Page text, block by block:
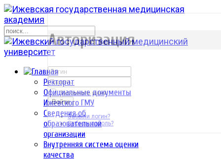
Ректорат
Официальные документы
Ижевского ГМУ
Сведения об
образовательной
организации
Внутренняя система оценки
качества
р
Авторизация
Запомнить меня
Войти
Забыли логин?
Забыли пароль?